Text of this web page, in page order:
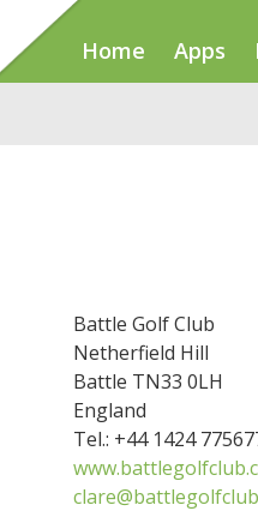
Home Apps
Battle Golf Club
Netherfield Hill
Battle TN33 0LH
England
Tel.: +44 1424